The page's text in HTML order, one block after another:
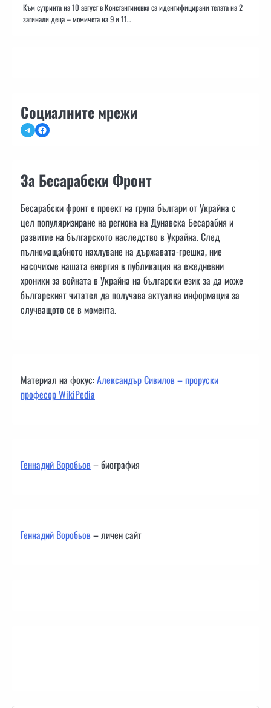
Към сутринта на 10 август в Константиновка са идентифицирани телата на 2
загинали деца – момичета на 9 и 11…
Социалните мрежи
TelegramFacebook
За Бесарабски Фронт
Бесарабски фронт е проект на група българи от Украйна с
цел популяризиране на региона на Дунавска Бесарабия и
развитие на българското наследство в Украйна. След
пълномащабното нахлуване на държавата-грешка, ние
насочихме нашата енергия в публикация на ежедневни
хроники за войната в Украйна на български език за да може
българският читател да получава актуална информация за
случващото се в момента.
Материал на фокус:Александър Сивилов – проруски
професор WikiPedia
Геннадий Воробьов– биография
Геннадий Воробьов– личен сайт